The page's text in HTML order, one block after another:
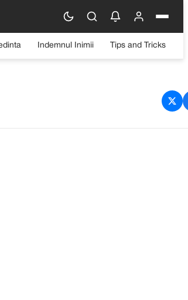
Indemnul Inimii Tips and Tricks